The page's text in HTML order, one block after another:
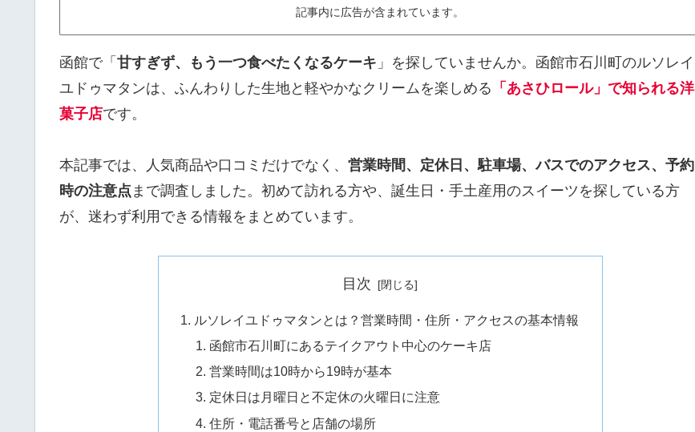
記事内に広告が含まれています。
函館で「 甘すぎず、もう一つ食べたくなるケーキ 」を探していませんか。函館市石川町のルソレイ
ユドゥマタンは、ふんわりした生地と軽やかなクリームを楽しめる 「あさひロール」で知られる洋
菓子店です。
本記事では、人気商品や口コミだけでなく、 営業時間、定休日、駐車場、バスでのアクセス、予約
時の注意点 まで調査しました。初めて訪れる方や、誕生日・手土産用のスイーツを探している方
が、迷わず利用できる情報をまとめています。
目次
ルソレイユドゥマタンとは？営業時間・住所・アクセスの基本情報
函館市石川町にあるテイクアウト中心のケーキ店
営業時間は10時から19時が基本
定休日は月曜日と不定休の火曜日に注意
住所・電話番号と店舗の場所